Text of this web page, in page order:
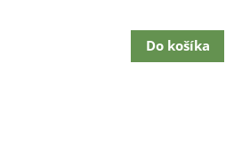
Do košíka